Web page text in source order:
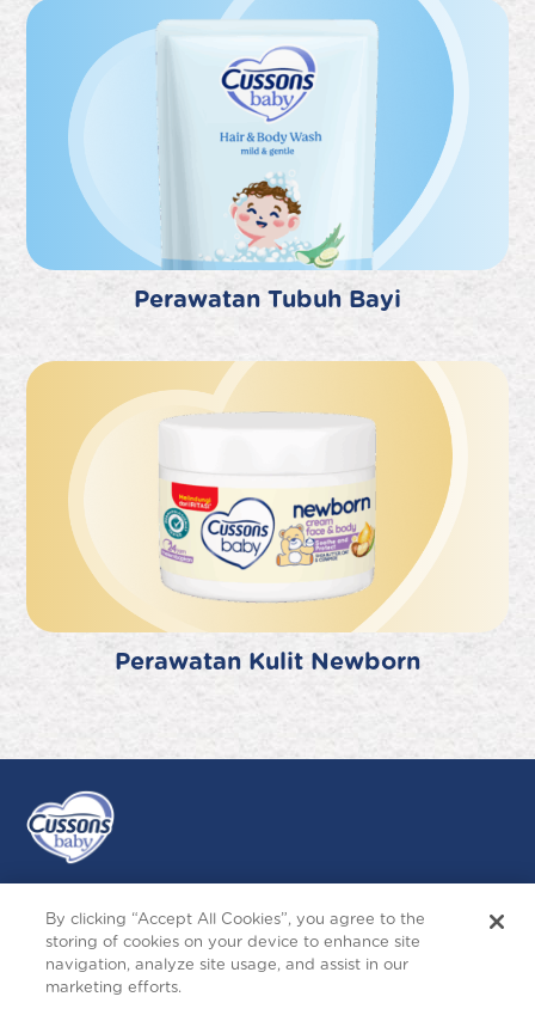
Perawatan Tubuh Bayi
Perawatan Kulit Newborn
Ikuti Kami
InstagramFollow Facebook
By clicking “Accept All Cookies”, you agree to the
storing of cookies on your device to enhance site
navigation, analyze site usage, and assist in our
marketing efforts.